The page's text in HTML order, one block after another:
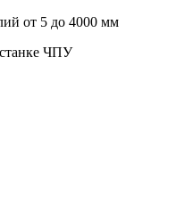
от 5 до 4000 мм
ЧПУ